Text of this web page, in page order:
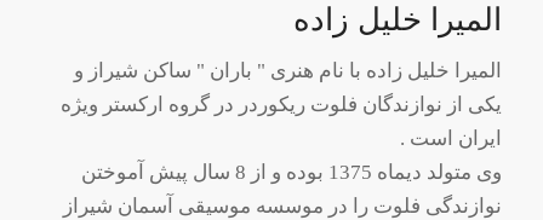
المیرا خلیل زاده
المیرا خلیل زاده با نام هنری " باران " ساکن شیراز و
یکی از نوازندگان فلوت ریکوردر در گروه ارکستر ویژه
ایران است .
وی متولد دیماه 1375 بوده و از 8 سال پیش آموختن
نوازندگی فلوت را در موسسه موسیقی آسمان شیراز